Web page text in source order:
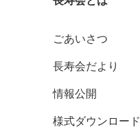
ごあいさつ
長寿会だより
情報公開
様式ダウンロード